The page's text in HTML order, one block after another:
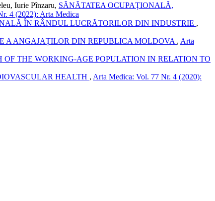
Iurie Pînzaru, SĂNĂTATEA OCUPAȚIONALĂ,
4 (2022): Arta Medica
ÎN RÂNDUL LUCRĂTORILOR DIN INDUSTRIE ,
A ANGAJAȚILOR DIN REPUBLICA MOLDOVA , Arta
OF THE WORKING-AGE POPULATION IN RELATION TO
HEALTH , Arta Medica: Vol. 77 Nr. 4 (2020):